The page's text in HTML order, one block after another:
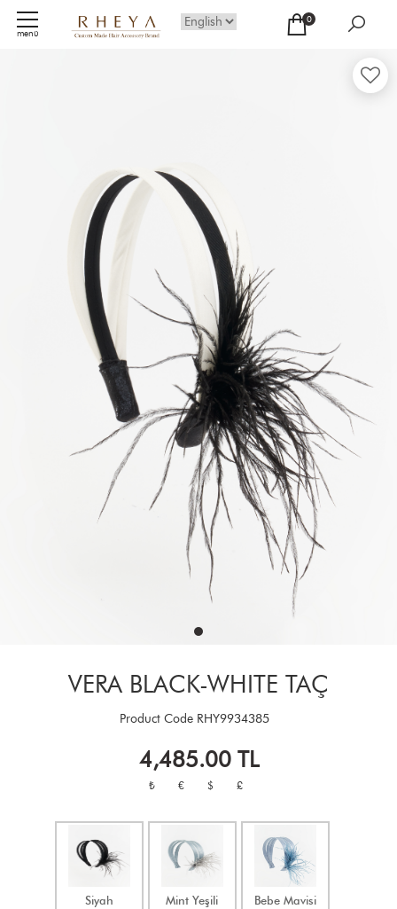
menü
0
VERA BLACK-WHITE TAÇ
Product Code RHY9934385
4,485.00TL
₺ € $ £
Siyah Mint Yeşili Bebe Mavisi